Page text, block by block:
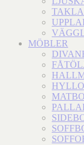
MÖBLER